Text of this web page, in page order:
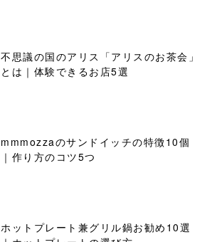
不思議の国のアリス「アリスのお茶会」
とは｜体験できるお店5選
mmmozzaのサンドイッチの特徴10個
｜作り方のコツ5つ
ホットプレート兼グリル鍋お勧め10選